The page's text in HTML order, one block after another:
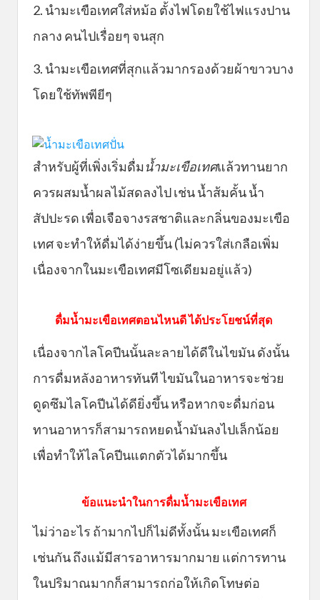
2. นำมะเขือเทศใส่หม้อ ตั้งไฟโดยใช้ไฟแรงปาน
กลาง คนไปเรื่อยๆ จนสุก
3. นำมะเขือเทศที่สุกแล้วมากรองด้วยผ้าขาวบาง
โดยใช้ทัพพียีๆ
สำหรับผู้ที่เพิ่งเริ่มดื่ม น้ำมะเขือเทศแล้วทานยาก
ควรผสมน้ำผลไม้สดลงไป เช่น น้ำส้มคั้น น้ำ
สัปปะรด เพื่อเจือจางรสชาติและกลิ่นของมะเขือ
เทศ จะทำให้ดื่มได้ง่ายขึ้น (ไม่ควรใส่เกลือเพิ่ม
เนื่องจากในมะเขือเทศมีโซเดียมอยู่แล้ว)
ดื่มน้ำมะเขือเทศตอนไหนดี ได้ประโยชน์ที่สุด
เนื่องจากไลโคปีนนั้นละลายได้ดีในไขมัน ดังนั้น
การดื่มหลังอาหารทันที ไขมันในอาหารจะช่วย
ดูดซึมไลโคปีนได้ดียิ่งขึ้น หรือหากจะดื่มก่อน
ทานอาหารก็สามารถหยดน้ำมันลงไปเล็กน้อย
เพื่อทำให้ไลโคปีนแตกตัวได้มากขึ้น
ข้อแนะนำในการดื่มน้ำมะเขือเทศ
ไม่ว่าอะไร ถ้ามากไปก็ไม่ดีทั้งนั้น มะเขือเทศก็
เช่นกัน ถึงแม้มีสารอาหารมากมาย แต่การทาน
ในปริมาณมากก็สามารถก่อให้เกิดโทษต่อ